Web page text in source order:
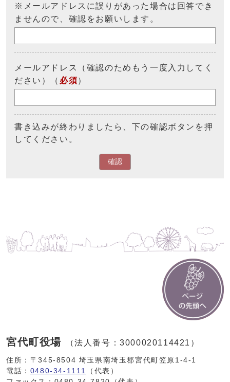
※メールアドレスに誤りがあった場合は回答でき
ませんので、確認をお願いします。
メールアドレス（確認のためもう一度入力してく
ださい）（ 必須）
書き込みが終わりましたら、下の確認ボタンを押
してください。
確認
宮代町役場 （法人番号：3000020114421）
住所：〒345-8504 埼玉県南埼玉郡宮代町笠原1-4-1
電話： 0480-34-1111
（代表）